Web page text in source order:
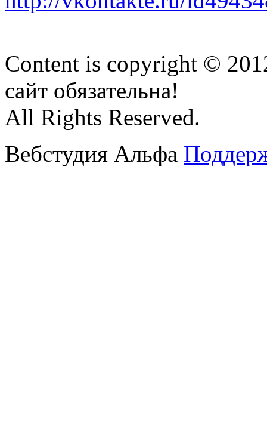
Content is copyright ©
сайт обязательна!
All Rights Reserved.
Вебстудия Альфа